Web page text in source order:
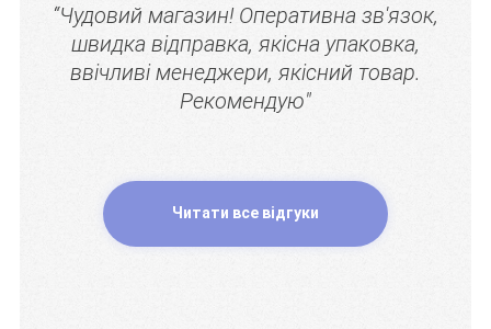
“Чудовий магазин! Оперативна зв'язок,
швидка відправка, якісна упаковка,
ввічливі менеджери, якісний товар.
Рекомендую"
Читати все відгуки